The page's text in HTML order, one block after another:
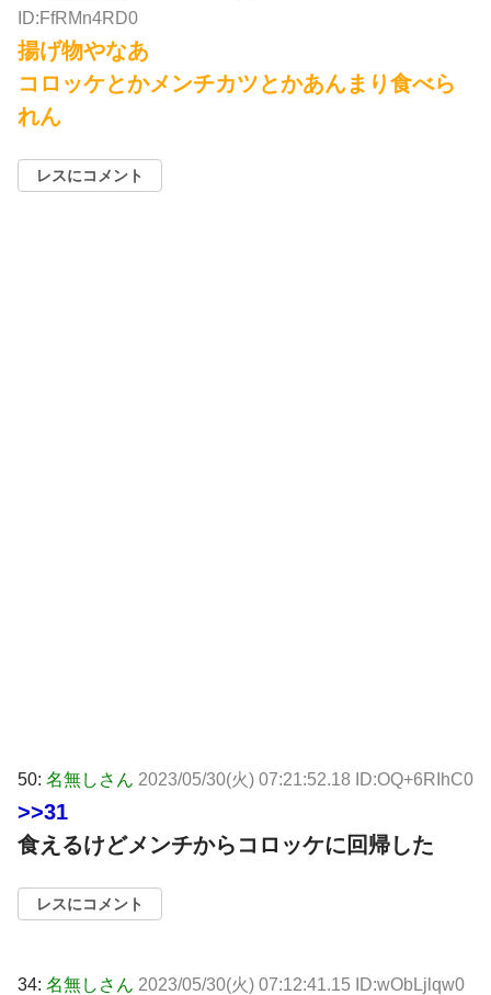
ID:FfRMn4RD0
揚げ物やなあ
コロッケとかメンチカツとかあんまり食べら
れん
レスにコメント
50: 名無しさん 2023/05/30(火) 07:21:52.18 ID:OQ+6RIhC0
>>31
食えるけどメンチからコロッケに回帰した
レスにコメント
34: 名無しさん 2023/05/30(火) 07:12:41.15 ID:wObLjlqw0